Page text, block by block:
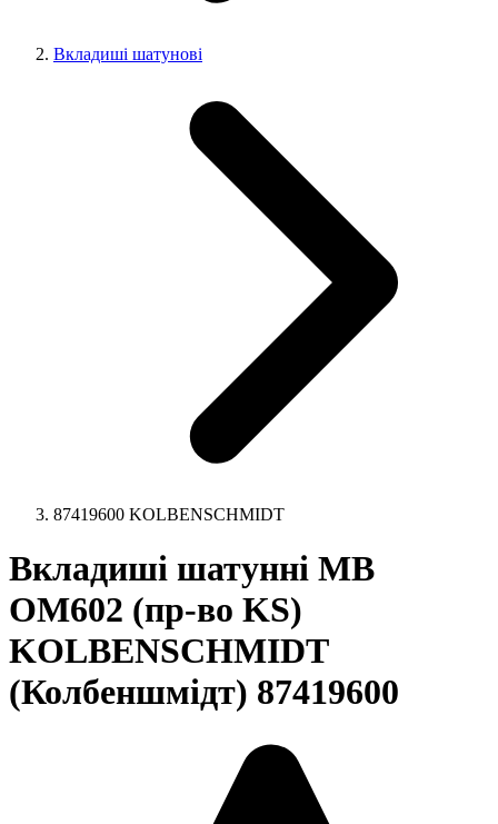
Вкладиші шатунові
87419600 KOLBENSCHMIDT
Вкладиші шатунні MB
OM602 (пр-во KS)
KOLBENSCHMIDT
(Колбеншмідт) 87419600